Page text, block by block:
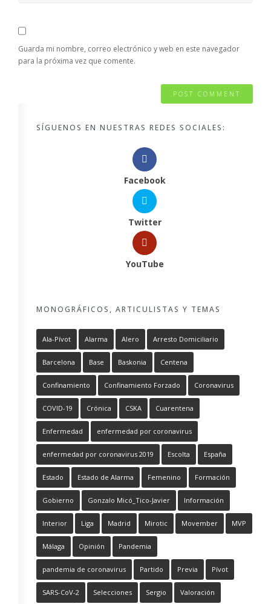
Guarda mi nombre, correo electrónico y web en este navegador
para la próxima vez que comente.
SÍGUENOS EN NUESTRAS REDES SOCIALES:
Facebook
Twitter
YouTube
MONOGRÁFICOS, ARTICULISTAS Y TEMAS
Ala-Pívot Alarma Alero Arresto Domiciliario
Barcelona Base Baskonia Centena
Confinamiento Confinamiento Forzado Coronavirus
COVID-19 Crónica CSKA Cuarentena
Enfermedad enfermedad por coronavirus
enfermedad por coronavirus 2019 Escolta España
Estado Estado de Alarma Femenino Formación
Gobierno Gonzalo Micó_Tico-Javier Información
Interior Liga Madrid Mirotic Movember MVP
Málaga Opinión Pandemia
pandemia de coronavirus Partido Previa Pívot
SARS-CoV-2 Selecciones Sergio Valoración